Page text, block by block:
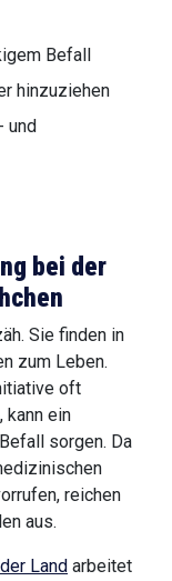
Befall
hinzuziehen
und
bei der
Sie finden in
zum Leben.
oft
ein
sorgen. Da
reichen
aus.
Land arbeitet